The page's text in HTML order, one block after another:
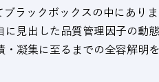
ブラックボックスの中にありま
に見出した品質管理因子の動
・凝集に至るまでの全容解明を